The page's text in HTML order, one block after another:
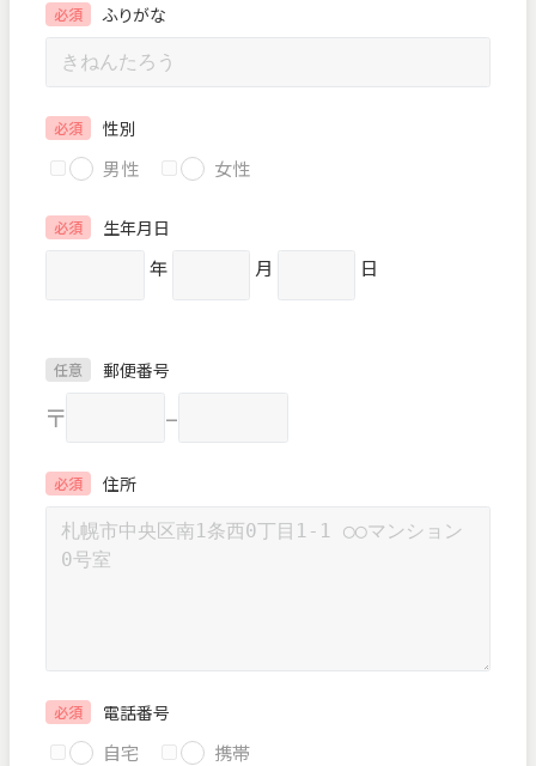
必須 ふりがな
必須 性別
男性 女性
必須 生年月日
年 月 日
任意 郵便番号
〒 –
必須 住所
必須 電話番号
自宅 携帯